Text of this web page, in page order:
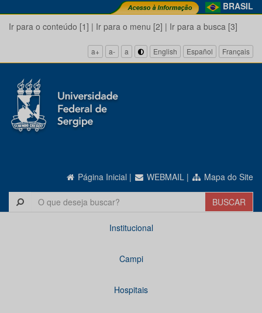
BRASIL
Ir para o conteúdo [1] | Ir para o menu [2] | Ir para a busca [3]
a+ a- a English Español Français
Página Inicial | WEBMAIL | Mapa do Site
Institucional
Campi
Hospitais